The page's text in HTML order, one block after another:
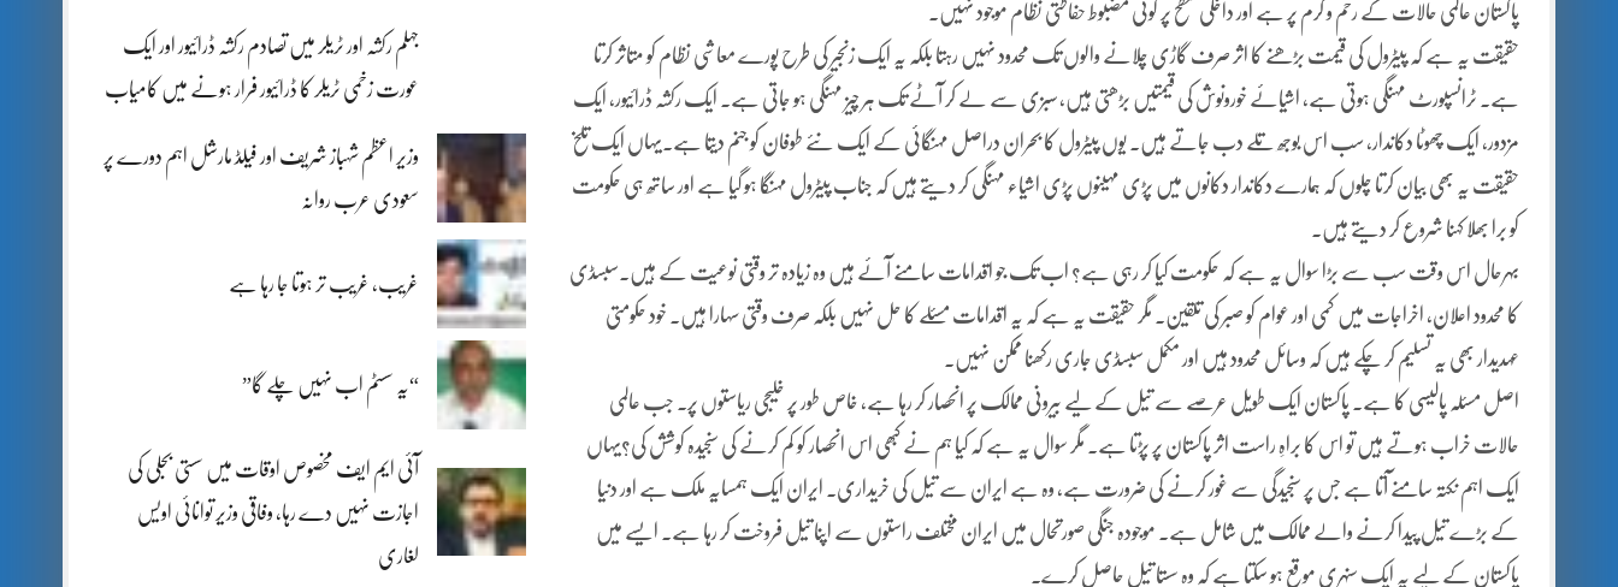
جہلم رکشہ اور ٹریلر میں تصادم رکشہ ڈرائیور اور ایک
عورت زخمی ٹریلر کا ڈرائیور فرار ہونے میں کامیاب
وزیر اعظم شہباز شریف اور فیلڈ مارشل اہم دورے پر
سعودی عرب روانہ
غریب، غریب تر ہوتا جا رہا ہے
“یہ سسٹم اب نہیں چلے گا”
آئی ایم ایف مخصوص اوقات میں سستی بجلی کی
اجازت نہیں دے رہا، وفاقی وزیر توانائی اویس
لغاری
پاکستان عالمی حالات کے رحم و کرم پر ہے اور داخلی سطح پر کوئی مضبوط حفاظتی نظام موجود نہیں۔
حقیقت یہ ہے کہ پیٹرول کی قیمت بڑھنے کا اثر صرف گاڑی چلانے والوں تک محدود نہیں رہتا بلکہ یہ ایک زنجیر کی طرح پورے معاشی نظام کو متاثر کرتا
ہے۔ ٹرانسپورٹ مہنگی ہوتی ہے، اشیائے خورونوش کی قیمتیں بڑھتی ہیں، سبزی سے لے کر آٹے تک ہر چیز مہنگی ہو جاتی ہے۔ ایک رکشہ ڈرائیور، ایک
مزدور، ایک چھوٹا دکاندار، سب اس بوجھ تلے دب جاتے ہیں۔ یوں پیٹرول کا بحران دراصل مہنگائی کے ایک نئے طوفان کو جنم دیتا ہے۔یہاں ایک تلخ
حقیقت یہ بھی بیان کرتا چلوں کہ ہمارے دکاندار دکانوں میں پڑی مہینوں پڑی اشیاء مہنگی کر دیتے ہیں کہ جناب پیٹرول مہنگا ہو گیا ہے اور ساتھ ہی حکومت
کو برا بھلا کہنا شروع کر دیتے ہیں۔
بہرحال اس وقت سب سے بڑا سوال یہ ہے کہ حکومت کیا کر رہی ہے؟ اب تک جو اقدامات سامنے آئے ہیں وہ زیادہ تر وقتی نوعیت کے ہیں۔سبسڈی
کا محدود اعلان، اخراجات میں کمی اور عوام کو صبر کی تلقین۔ مگر حقیقت یہ ہے کہ یہ اقدامات مسئلے کا حل نہیں بلکہ صرف وقتی سہارا ہیں۔ خود حکومتی
عہدیدار بھی یہ تسلیم کر چکے ہیں کہ وسائل محدود ہیں اور مکمل سبسڈی جاری رکھنا ممکن نہیں۔
اصل مسئلہ پالیسی کا ہے۔ پاکستان ایک طویل عرصے سے تیل کے لیے بیرونی ممالک پر انحصار کر رہا ہے، خاص طور پر خلیجی ریاستوں پر۔ جب عالمی
حالات خراب ہوتے ہیں تو اس کا براہِ راست اثر پاکستان پر پڑتا ہے۔ مگر سوال یہ ہے کہ کیا ہم نے کبھی اس انحصار کو کم کرنے کی سنجیدہ کوشش کی؟یہاں
ایک اہم نکتہ سامنے آتا ہے جس پر سنجیدگی سے غور کرنے کی ضرورت ہے، وہ ہے ایران سے تیل کی خریداری۔ ایران ایک ہمسایہ ملک ہے اور دنیا
کے بڑے تیل پیدا کرنے والے ممالک میں شامل ہے۔ موجودہ جنگی صورتحال میں ایران مختلف راستوں سے اپنا تیل فروخت کر رہا ہے۔ ایسے میں
پاکستان کے لیے یہ ایک سنہری موقع ہو سکتا ہے کہ وہ سستا تیل حاصل کرے۔